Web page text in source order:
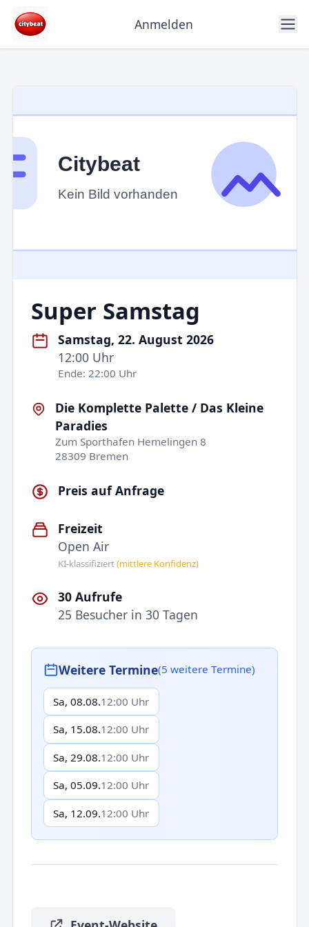
Anmelden
Super Samstag
Samstag, 22. August 2026
12:00 Uhr
Ende: 22:00 Uhr
Die Komplette Palette / Das Kleine
Paradies
Zum Sporthafen Hemelingen 8
28309 Bremen
Preis auf Anfrage
Freizeit
Open Air
KI-klassifiziert(mittlere Konfidenz)
30 Aufrufe
25 Besucher in 30 Tagen
Weitere Termine(5 weitere Termine)
Sa, 08.08.12:00 Uhr
Sa, 15.08.12:00 Uhr
Sa, 29.08.12:00 Uhr
Sa, 05.09.12:00 Uhr
Sa, 12.09.12:00 Uhr